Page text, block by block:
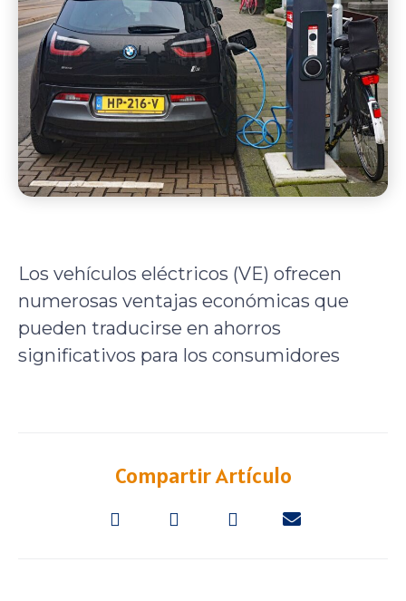
Los vehículos eléctricos (VE) ofrecen
numerosas ventajas económicas que
pueden traducirse en ahorros
significativos para los consumidores
Compartir Artículo